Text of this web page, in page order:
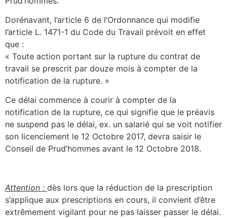
Dorénavant, l’article 6 de l’Ordonnance qui modifie
l’article L. 1471-1 du Code du Travail prévoit en effet
que :
« Toute action portant sur la rupture du contrat de
travail se prescrit par douze mois à compter de la
notification de la rupture. »
Ce délai commence à courir à compter de la
notification de la rupture, ce qui signifie que le préavis
ne suspend pas le délai, ex. un salarié qui se voit notifier
son licenciement le 12 Octobre 2017, devra saisir le
Conseil de Prud’hommes avant le 12 Octobre 2018.
Attention : dès lors que la réduction de la prescription
s’applique aux prescriptions en cours, il convient d’être
extrêmement vigilant pour ne pas laisser passer le délai.